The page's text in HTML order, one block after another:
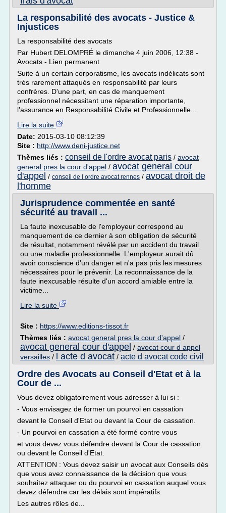
La responsabilité des avocats - Justice &
Injustices
La responsabilité des avocats
Par Hubert DELOMPRÉ le dimanche 4 juin 2006, 12:38 -
Avocats - Lien permanent
Suite à un certain corporatisme, les avocats indélicats sont
très rarement attaqués en responsabilité par leurs
confrères. D'une part, en cas de manquement
professionnel nécessitant une réparation importante,
l'assurance en Responsabilité Civile et Professionnelle...
Lire la suite
Date: 2015-03-10 08:12:39
Site : http://www.deni-justice.net
Thèmes liés : conseil de l'ordre avocat paris / avocat
general pres la cour d'appel / avocat general cour
d'appel / conseil de l ordre avocat rennes / avocat droit de
l'homme
Jurisprudence commentée en santé
sécurité au travail ...
La faute inexcusable de l'employeur correspond au
manquement de ce dernier à son obligation de sécurité
de résultat, notamment révélé par un accident du travail
ou une maladie professionnelle. L'employeur aurait dû
avoir conscience d'un danger et n'a pas pris les mesures
nécessaires pour le prévenir. La reconnaissance de la
faute inexcusable résulte d'un accord amiable entre la
victime...
Lire la suite
Site : https://www.editions-tissot.fr
Thèmes liés : avocat general pres la cour d'appel /
avocat general cour d'appel / avocat cour d appel
versailles / l acte d avocat / acte d avocat code civil
Ordre des Avocats au Conseil d'Etat et à la
Cour de ...
Vous devez obligatoirement vous adresser à lui si :
- Vous envisagez de former un pourvoi en cassation
devant le Conseil d'Etat ou devant la Cour de cassation.
- Un pourvoi en cassation a été formé contre vous
et vous devez vous défendre devant la Cour de cassation
ou devant le Conseil d'Etat.
ATTENTION : Vous devez saisir un avocat aux Conseils dès
que vous avez connaissance de la décision que vous
souhaitez attaquer ou du pourvoi en cassation auquel vous
devez défendre car les délais sont impératifs.
Les autres rôles de...